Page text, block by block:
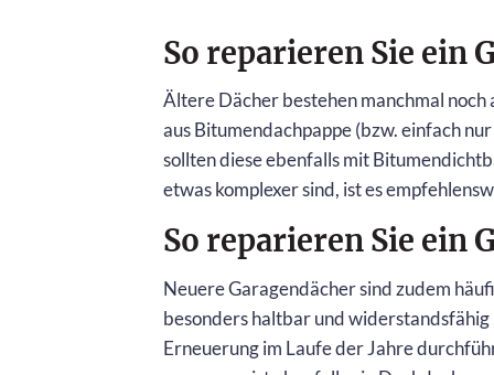
So reparieren Sie ein
Ältere Dächer bestehen manchmal
aus Bitumendachpappe (bzw. einfach
sollten diese ebenfalls mit
etwas komplexer sind, ist es
So reparieren Sie ein
Neuere Garagendächer sind zudem
besonders haltbar und
Erneuerung im Laufe der Jahre